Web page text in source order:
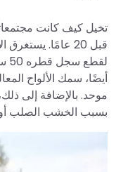
تخيل كيف كانت
أيضًا، سمك الألواح
موحد. بالإضافة إلى
بسبب الخشب الصلب أو